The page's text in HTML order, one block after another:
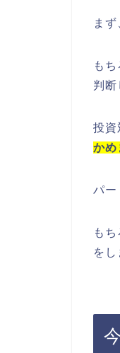
ま
も
判断
投資
かめ
パー
も
をし